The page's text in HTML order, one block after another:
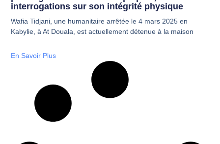
interrogations sur son intégrité physique
Wafia Tidjani, une humanitaire arrêtée le 4 mars 2025 en
Kabylie, à At Douala, est actuellement détenue à la maison
En Savoir Plus